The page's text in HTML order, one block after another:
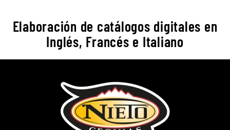
Elaboración de catálogos digitales en
Inglés, Francés e Italiano